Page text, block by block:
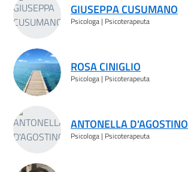
GIUSEPPA CUSUMANO
Psicologa | Psicoterapeuta
ROSA CINIGLIO
Psicologa | Psicoterapeuta
ANTONELLA D'AGOSTINO
Psicologa | Psicoterapeuta